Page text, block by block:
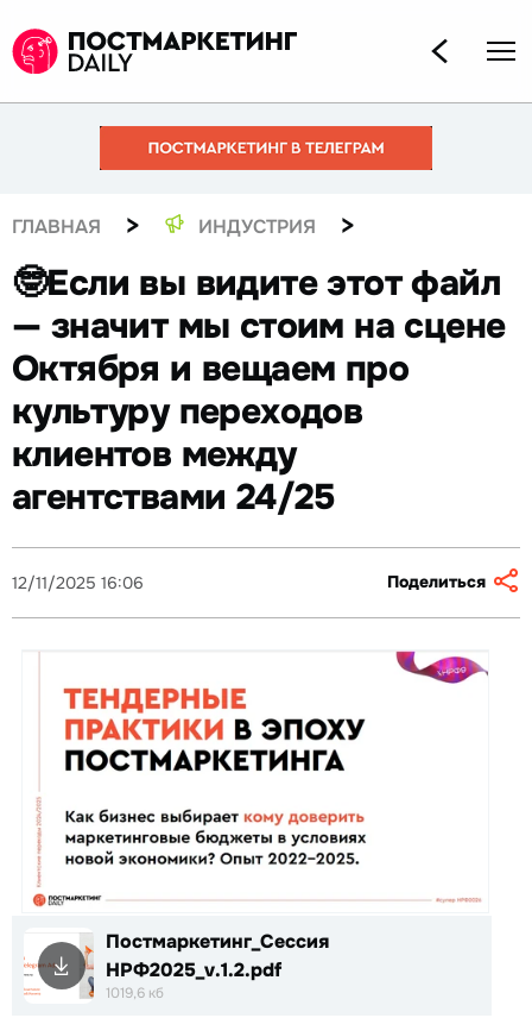
ГЛАВНАЯ > ИНДУСТРИЯ >
🤓Если вы видите этот файл
— значит мы стоим на сцене
Октября и вещаем про
культуру переходов
клиентов между
агентствами 24/25
12/11/2025 16:06 Поделиться
Постмаркетинг_Сессия
НРФ2025_v.1.2.pdf
1019,6 кб